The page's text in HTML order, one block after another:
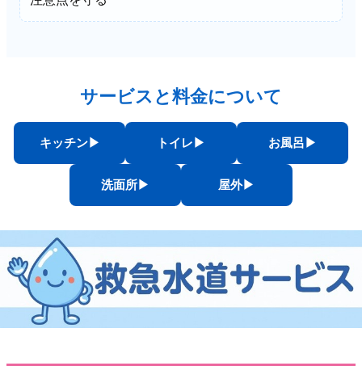
サービスと料金について
キッチン▶︎ トイレ▶︎ お風呂▶︎
洗面所▶︎ 屋外▶︎